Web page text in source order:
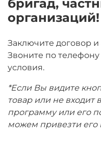
бригад,
организаций!
Заключите договор
Звоните по телефону
условия.
*Если Вы видите
товар или не входит
программу или его
можем привезти его